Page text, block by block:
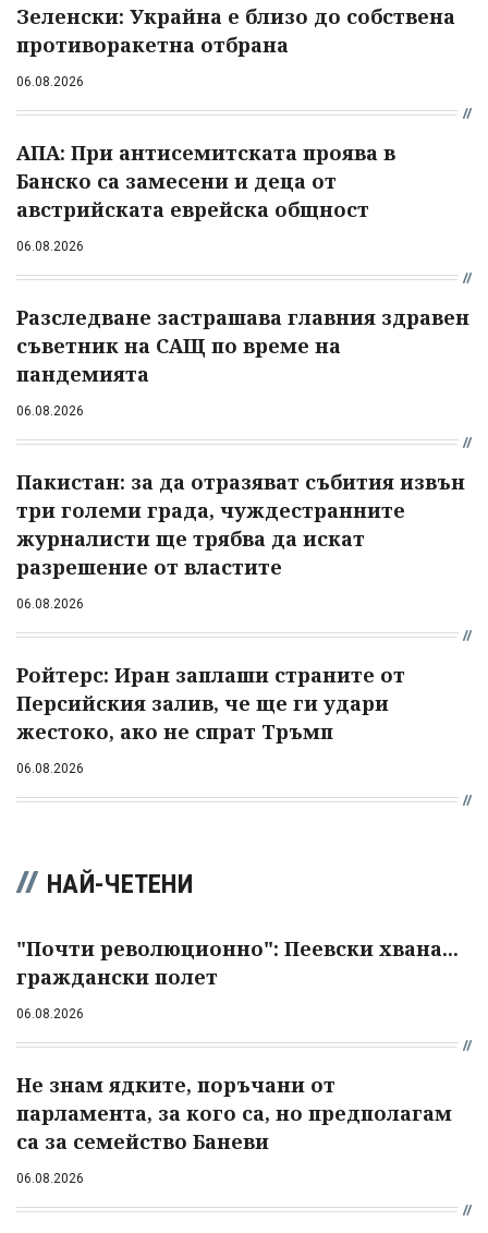
Зеленски: Украйна е близо до собствена
противоракетна отбрана
06.08.2026
АПА: При антисемитската проява в
Банско са замесени и деца от
австрийската еврейска общност
06.08.2026
Разследване застрашава главния здравен
съветник на САЩ по време на
пандемията
06.08.2026
Пакистан: за да отразяват събития извън
три големи града, чуждестранните
журналисти ще трябва да искат
разрешение от властите
06.08.2026
Ройтерс: Иран заплаши страните от
Персийския залив, че ще ги удари
жестоко, ако не спрат Тръмп
06.08.2026
НАЙ-ЧЕТЕНИ
"Почти революционно": Пеевски хвана...
граждански полет
06.08.2026
Не знам ядките, поръчани от
парламента, за кого са, но предполагам
са за семейство Баневи
06.08.2026